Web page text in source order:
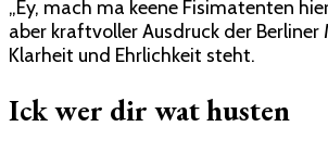
„Ey, mach ma keene Fisimatenten
aber kraftvoller Ausdruck der
Klarheit und Ehrlichkeit steht.
Ick wer dir wat husten